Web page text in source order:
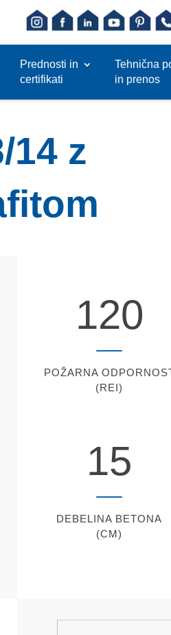
Prednosti in
certifikati
Tehnična
in prenos
14 z
120
POŽARNA
(REI)
15
DEBELINA BETONA
(CM)